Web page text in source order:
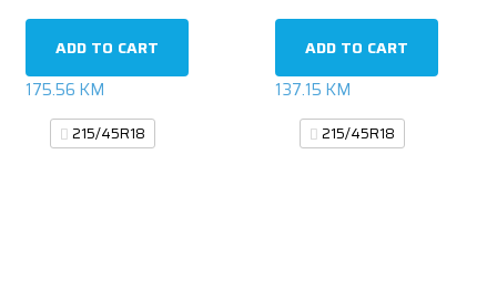
ADD TO CART
175.56 KM
215/45R18
ADD TO CART
137.15 KM
215/45R18